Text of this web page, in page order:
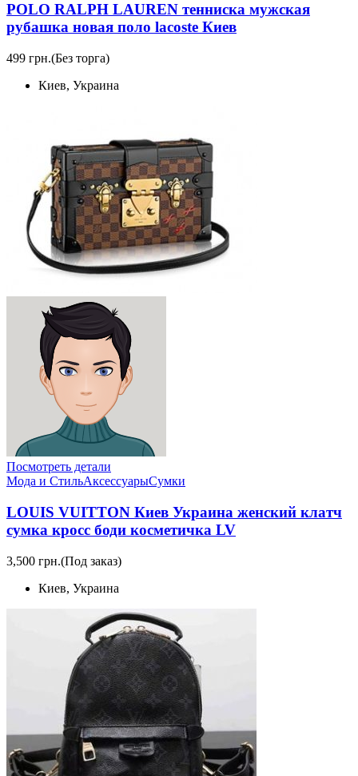
POLO RALPH LAUREN тенниска мужская
рубашка новая поло lacoste Киев
499 грн.(Без торга)
Киев, Украина
Посмотреть детали
Мода и СтильАксессуарыСумки
LOUIS VUITTON Киев Украина женский клатч
сумка кросс боди косметичка LV
3,500 грн.(Под заказ)
Киев, Украина